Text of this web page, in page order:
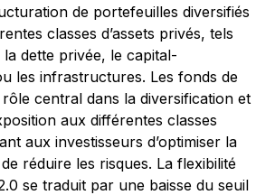
de portefeuilles diversifiés
classes d’assets privés, tels
la dette privée, le capital-
les infrastructures. Les fonds de
central dans la diversification et
aux différentes classes
aux investisseurs d’optimiser la
réduire les risques. La flexibilité
se traduit par une baisse du seuil